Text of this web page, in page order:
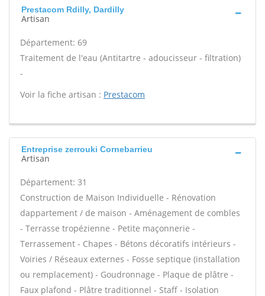
Prestacom Rdilly, Dardilly
Artisan
Département: 69
Traitement de l'eau (Antitartre - adoucisseur - filtration)
-
Voir la fiche artisan : Prestacom
Entreprise zerrouki Cornebarrieu
Artisan
Département: 31
Construction de Maison Individuelle - Rénovation
dappartement / de maison - Aménagement de combles
- Terrasse tropézienne - Petite maçonnerie -
Terrassement - Chapes - Bétons décoratifs intérieurs -
Voiries / Réseaux externes - Fosse septique (installation
ou remplacement) - Goudronnage - Plaque de plâtre -
Faux plafond - Plâtre traditionnel - Staff - Isolation